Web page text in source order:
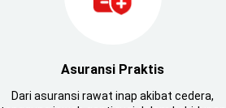
Asuransi Praktis
Dari asuransi rawat inap akibat cedera,